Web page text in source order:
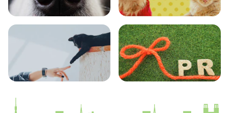
エンタメ クイズ